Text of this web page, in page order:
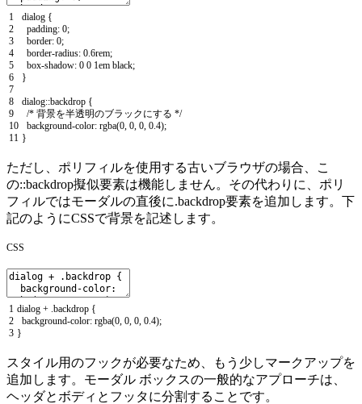
1
2
3
4
5
6
7
8
9
10
11
dialog {
padding: 0;
border: 0;
border-radius: 0.6rem;
box-shadow: 0 0 1em black;
}
dialog::backdrop {
/* 背景を半透明のブラックにする */
background-color: rgba(0, 0, 0, 0.4);
}
ただし、ポリフィルを使用する古いブラウザの場合、こ
の::backdrop擬似要素は機能しません。その代わりに、ポリ
フィルではモーダルの直後に.backdrop要素を追加します。下
記のようにCSSで背景を記述します。
CSS
1
2
3
dialog + backdrop {
background-color: rgba(0 0 0 0.4);
}
スタイル用のフックが必要なため、もう少しマークアップを
追加します。モーダル ボックスの一般的なアプローチは、
ヘッダとボディとフッタに分割することです。